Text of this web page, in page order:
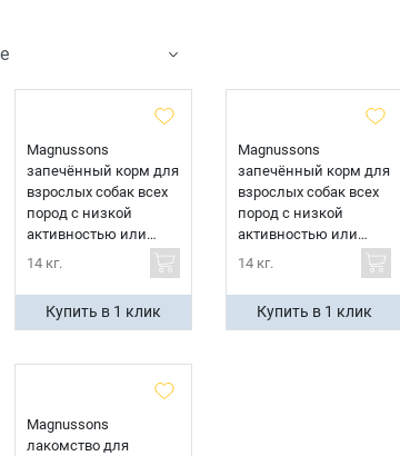
Magnussons
запечённый корм для
взрослых собак всех
пород с низкой
активностью или
склонных к полноте с
свининой
14 кг.
Купить в 1 клик
Magnussons
запечённый корм для
взрослых собак всех
пород с низкой
активностью или
склонных к полноте с
свининой
14 кг.
Купить в 1 клик
Magnussons
лакомство для